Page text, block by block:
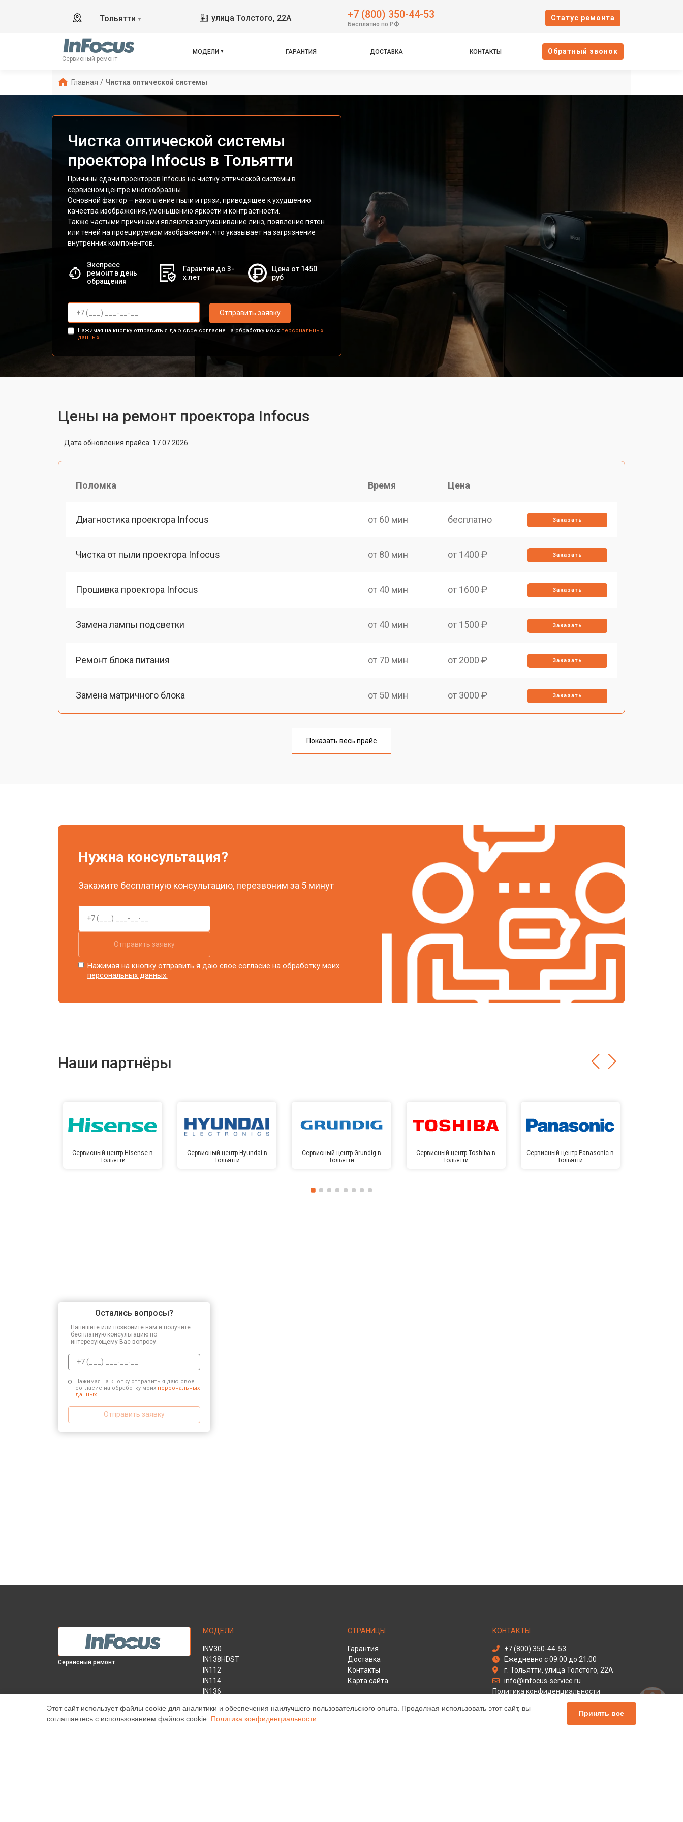
Тольятти ▼ улица Толстого, 22А +7 (800) 350-44-53
Бесплатно по РФ
Cтатус ремонта
Сервисный ремонт
МОДЕЛИ ГАРАНТИЯ ДОСТАВКА КОНТАКТЫ Oбратный звонок
Главная / Чистка оптической системы
Чистка оптической системы
проектора Infocus в Тольятти
Причины сдачи проекторов Infocus на чистку оптической системы в
сервисном центре многообразны.
Основной фактор – накопление пыли и грязи, приводящее к ухудшению
качества изображения, уменьшению яркости и контрастности.
Также частыми причинами являются затуманивание линз, появление пятен
или теней на проецируемом изображении, что указывает на загрязнение
внутренних компонентов.
Экспресс
ремонт в день
обращения
Гарантия до 3-
х лет
Цена от 1450
руб
Отправить заявку
Нажимая на кнопку отправить я даю свое согласие на обработку моих персональных
данных.
Цены на ремонт проектора Infocus
Дата обновления прайса: 17.07.2026
Поломка Время Цена
Диагностика проектора Infocus от 60 мин бесплатно Заказать
Чистка от пыли проектора Infocus от 80 мин от 1400 ₽ Заказать
Прошивка проектора Infocus от 40 мин от 1600 ₽ Заказать
Замена лампы подсветки от 40 мин от 1500 ₽ Заказать
Ремонт блока питания от 70 мин от 2000 ₽ Заказать
Замена матричного блока от 50 мин от 3000 ₽ Заказать
от 80 мин
от 2000 ₽
от 1900 ₽ Заказать
Показать весь прайс
Нужна консультация?
Закажите бесплатную консультацию, перезвоним за 5 минут
Отправить заявку
Нажимая на кнопку отправить я даю свое согласие на обработку моих
персональных данных.
Наши партнёры
Сервисный центр Hisense в
Тольятти
Сервисный центр Hyundai в
Тольятти
Сервисный центр Grundig в
Тольятти
Сервисный центр Toshiba в
Тольятти
Сервисный центр Panasonic в
Тольятти
Остались вопросы?
Напишите или позвоните нам и получите
бесплатную консультацию по
интересующему Вас вопросу.
Нажимая на кнопку отправить я даю свое
согласие на обработку моих персональных
данных.
Отправить заявку
Сервисный ремонт
МОДЕЛИ
INV30
IN138HDST
IN112
IN114
IN136
IN1046
IN2138HD
СТРАНИЦЫ
Гарантия
Доставка
Контакты
Карта сайта
КОНТАКТЫ
+7 (800) 350-44-53
Ежедневно с 09:00 до 21:00
г. Тольятти, улица Толстого, 22А
info@infocus-service.ru
Политика конфиденциальности
Способы оплаты
Этот сайт использует файлы cookie для аналитики и обеспечения наилучшего пользовательского опыта. Продолжая использовать этот сайт, вы
соглашаетесь с использованием файлов cookie. Политика конфиденциальности
Принять все